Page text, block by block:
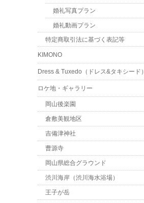
婚礼写真プラン
婚礼動画プラン
特定商取引法に基づく表記等
KIMONO
Dress & Tuxedo（ドレス&タキシード）
ロケ地・ギャラリー
岡山後楽園
倉敷美観地区
吉備津神社
曹源寺
岡山県総合グラウンド
渋川海岸（渋川海水浴場）
王子が岳